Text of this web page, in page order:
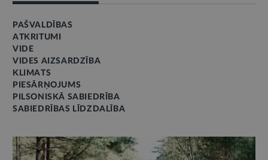
PAŠVALDĪBAS
ATKRITUMI
VIDE
VIDES AIZSARDZĪBA
KLIMATS
PIESĀRŅOJUMS
PILSONISKĀ SABIEDRĪBA
SABIEDRĪBAS LĪDZDALĪBA